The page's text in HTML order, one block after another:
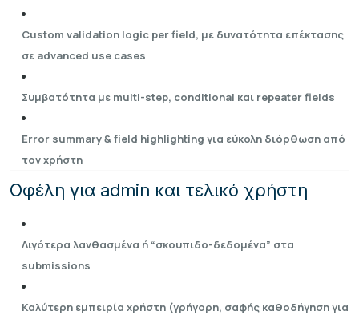
Custom validation logic per field, με δυνατότητα επέκτασης
σε advanced use cases
Συμβατότητα με multi-step, conditional και repeater fields
Error summary & field highlighting για εύκολη διόρθωση από
τον χρήστη
Οφέλη για admin και τελικό χρήστη
Λιγότερα λανθασμένα ή “σκουπιδο-δεδομένα” στα
submissions
Καλύτερη εμπειρία χρήστη (γρήγορη, σαφής καθοδήγηση για